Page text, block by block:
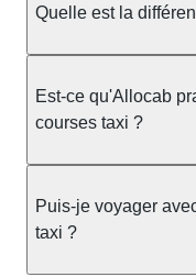
taxi berline accueille
ou nombreux,
au chauffeur" lors
pas impacté par le
Quelle est la
prendre en charge
station ou sur
réservation et
l'avance. Chez
taxi.
Est-ce qu'Allocab
courses taxi ?
réglementation
officiel : il protège
Puis-je voyager
taxi ?